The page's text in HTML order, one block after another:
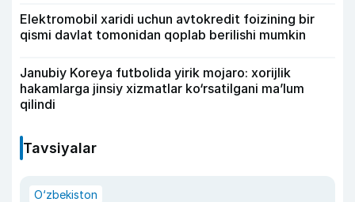
Elektromobil xaridi uchun avtokredit foizining bir
qismi davlat tomonidan qoplab berilishi mumkin
Janubiy Koreya futbolida yirik mojaro: xorijlik
hakamlarga jinsiy xizmatlar ko‘rsatilgani ma’lum
qilindi
Tavsiyalar
O‘zbekiston